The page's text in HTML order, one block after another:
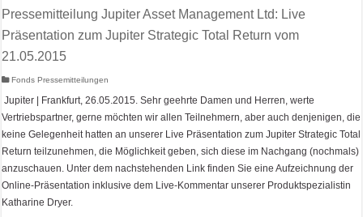
Pressemitteilung Jupiter Asset Management Ltd: Live
Präsentation zum Jupiter Strategic Total Return vom
21.05.2015
Fonds Pressemitteilungen
Jupiter | Frankfurt, 26.05.2015. Sehr geehrte Damen und Herren, werte
Vertriebspartner, gerne möchten wir allen Teilnehmern, aber auch denjenigen, die
keine Gelegenheit hatten an unserer Live Präsentation zum Jupiter Strategic Total
Return teilzunehmen, die Möglichkeit geben, sich diese im Nachgang (nochmals)
anzuschauen. Unter dem nachstehenden Link finden Sie eine Aufzeichnung der
Online-Präsentation inklusive dem Live-Kommentar unserer Produktspezialistin
Katharine Dryer.